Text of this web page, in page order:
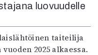
luovuudelle
taiteilija
2025 alkaessa.